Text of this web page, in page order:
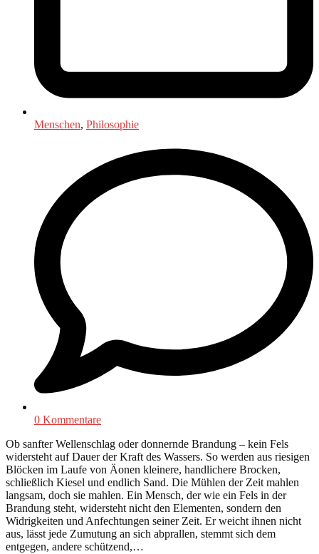
Menschen, Philosophie
0 Kommentare
Ob sanfter Wellenschlag oder donnernde Brandung – kein Fels
widersteht auf Dauer der Kraft des Wassers. So werden aus riesigen
Blöcken im Laufe von Äonen kleinere, handlichere Brocken,
schließlich Kiesel und endlich Sand. Die Mühlen der Zeit mahlen
langsam, doch sie mahlen. Ein Mensch, der wie ein Fels in der
Brandung steht, widersteht nicht den Elementen, sondern den
Widrigkeiten und Anfechtungen seiner Zeit. Er weicht ihnen nicht
aus, lässt jede Zumutung an sich abprallen, stemmt sich dem
entgegen, andere schützend,…